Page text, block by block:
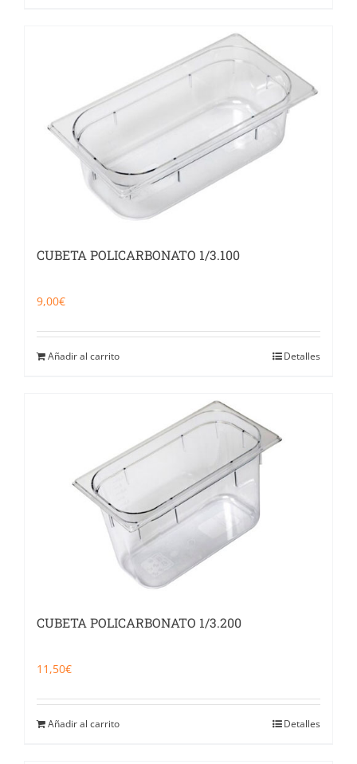
CUBETA POLICARBONATO 1/3.100
9,00€
Añadir al carrito Detalles
CUBETA POLICARBONATO 1/3.200
11,50€
Añadir al carrito Detalles